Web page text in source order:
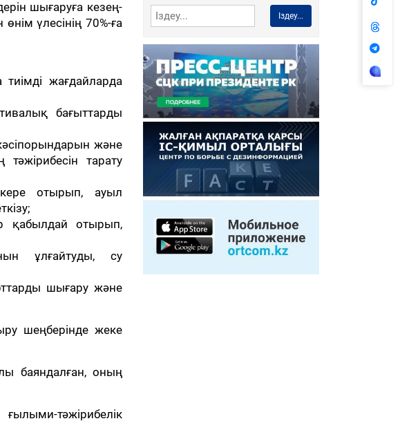
шығаруға кезең-
үлесінің 70%-ға
жағдайларда
бағыттарды
және
тарату
отырып, ауыл
қабылдай отырып,
ұлғайтуды, су
шығару және
шеңберінде жеке
баяндалған, оның
тәжірибелік
Іздеу...